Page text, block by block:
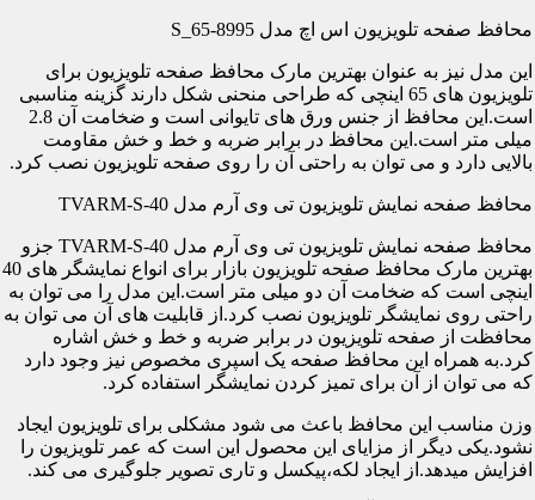
محافظ صفحه تلویزیون اس اچ مدل S_65-8995
این مدل نیز به عنوان بهترین مارک محافظ صفحه تلویزیون برای
تلویزیون های 65 اینچی که طراحی منحنی شکل دارند گزینه مناسبی
است.این محافظ از جنس ورق های تایوانی است و ضخامت آن 2.8
میلی متر است.این محافظ در برابر ضربه و خط و خش مقاومت
بالایی دارد و می توان به راحتی آن را روی صفحه تلویزیون نصب کرد.
محافظ صفحه نمایش تلویزیون تی وی آرم مدل TVARM-S-40
محافظ صفحه نمایش تلویزیون تی وی آرم مدل TVARM-S-40 جزو
بهترین مارک محافظ صفحه تلویزیون بازار برای انواع نمایشگر های 40
اینچی است که ضخامت آن دو میلی متر است.این مدل را می توان به
راحتی روی نمایشگر تلویزیون نصب کرد.از قابلیت های آن می توان به
محافظت از صفحه تلویزیون در برابر ضربه و خط و خش اشاره
کرد.به همراه این محافظ صفحه یک اسپری مخصوص نیز وجود دارد
که می توان از آن برای تمیز کردن نمایشگر استفاده کرد.
وزن مناسب این محافظ باعث می شود مشکلی برای تلویزیون ایجاد
نشود.یکی دیگر از مزایای این محصول این است که عمر تلویزیون را
افزایش میدهد.از ایجاد لکه،پیکسل و تاری تصویر جلوگیری می کند.